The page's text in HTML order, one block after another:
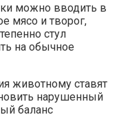
можно вводить в
мясо и творог,
стул
на обычное
животному ставят
нарушенный
баланс